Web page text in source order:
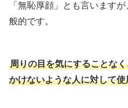
「無恥厚顔」とも言います
般的です。
周りの目を気にすることな
かけないような人に対して使